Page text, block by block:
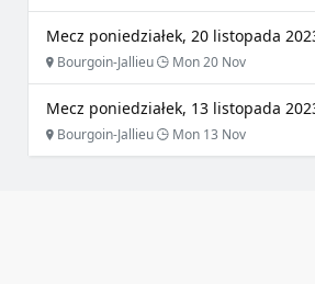
Mecz poniedziałek, 20 listopada
Bourgoin-Jallieu Mon 20 Nov
Mecz poniedziałek, 13 listopada
Bourgoin-Jallieu Mon 13 Nov